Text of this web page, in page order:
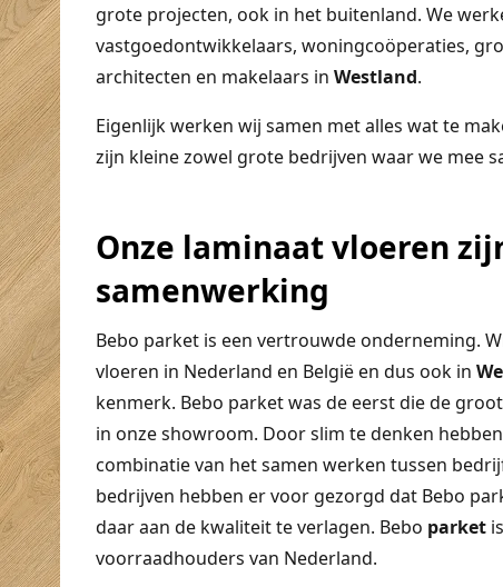
grote projecten, ook in het buitenland. We
vastgoedontwikkelaars, woningcoöperaties,
architecten en makelaars in Westland.
Eigenlijk werken wij samen met alles wat te
zijn kleine zowel grote bedrijven waar we mee
Onze laminaat vloeren
samenwerking
Bebo parket is een vertrouwde onderneming.
vloeren in Nederland en België en dus ook in
kenmerk. Bebo parket was de eerst die de
in onze showroom. Door slim te denken
combinatie van het samen werken tussen
bedrijven hebben er voor gezorgd dat Bebo
daar aan de kwaliteit te verlagen. Bebo parket
voorraadhouders van Nederland.